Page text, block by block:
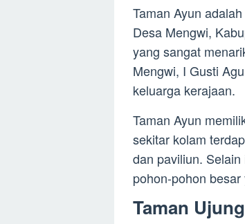
Taman Ayun
Desa Mengwi,
yang sangat
Mengwi, I Gusti
keluarga kerajaan.
Taman Ayun
sekitar kolam
dan paviliun.
pohon-pohon
Taman Ujung